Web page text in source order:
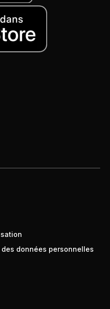
données personnelles